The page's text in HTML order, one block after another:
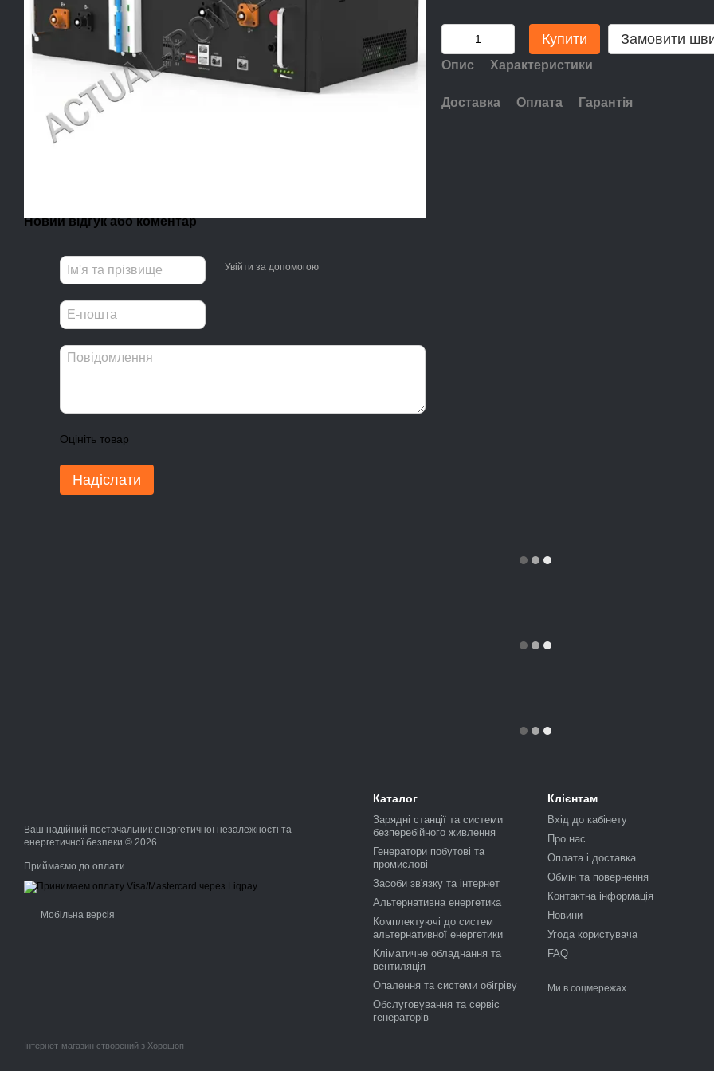
Новий відгук або коментар
Увійти за допомогою
Оцініть товар
Надіслати
Купити Замовити
Опис Характеристики
Доставка Оплата Гарантія
Ваш надійний постачальник енергетичної незалежності та
енергетичної безпеки © 2026
Приймаємо до оплати
Мобільна версія
Інтернет-магазин створений з Хорошоп
Каталог
Зарядні станції та системи
безперебійного живлення
Генератори побутові та
промислові
Засоби зв'язку та інтернет
Альтернативна енергетика
Комплектуючі до систем
альтернативної енергетики
Кліматичне обладнання та
вентиляція
Опалення та системи обігріву
Обслуговування та сервіс
генераторів
Клієнтам
Вхід до кабінету
Про нас
Оплата і доставка
Обмін та повернення
Контактна інформація
Новини
Угода користувача
FAQ
Ми в соцмережах